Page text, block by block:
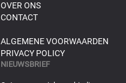
OVER ONS
CONTACT
ALGEMENE VOORWAARDEN
PRIVACY POLICY
NIEUWSBRIEF